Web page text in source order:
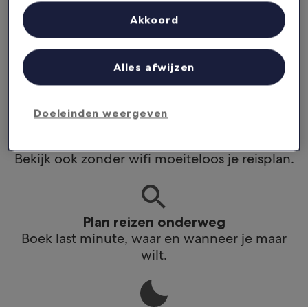
Bespaar nog meer
Krijg kortingen op geselecteerde hotels in de
Bekijk ook zonder wifi moeiteloos je reisplan.
Plan reizen onderweg
Boek last minute, waar en wanneer je maar
wilt.
contentmetingen, doelgroepenonderzoek en ontwikkeling van
Doeleinden weergeven
Alles afwijzen
Akkoord